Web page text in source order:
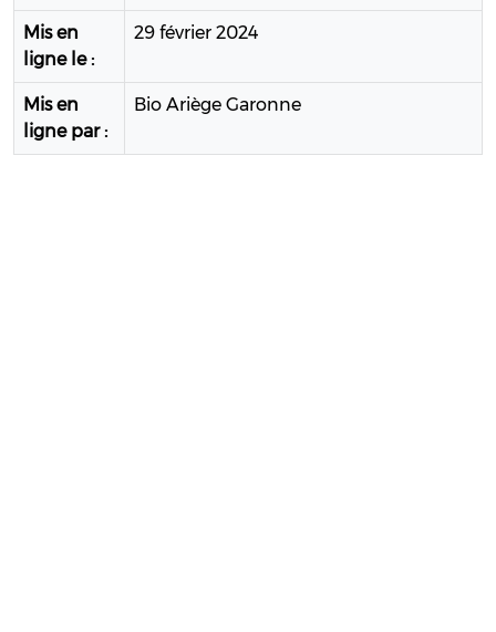
Mis en
ligne le :
29 février 2024
Mis en
ligne par :
Bio Ariège Garonne